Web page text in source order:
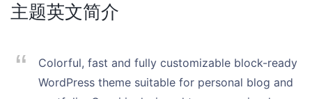
主题英文简介
Colorful, fast and fully customizable block-ready
WordPress theme suitable for personal blog and